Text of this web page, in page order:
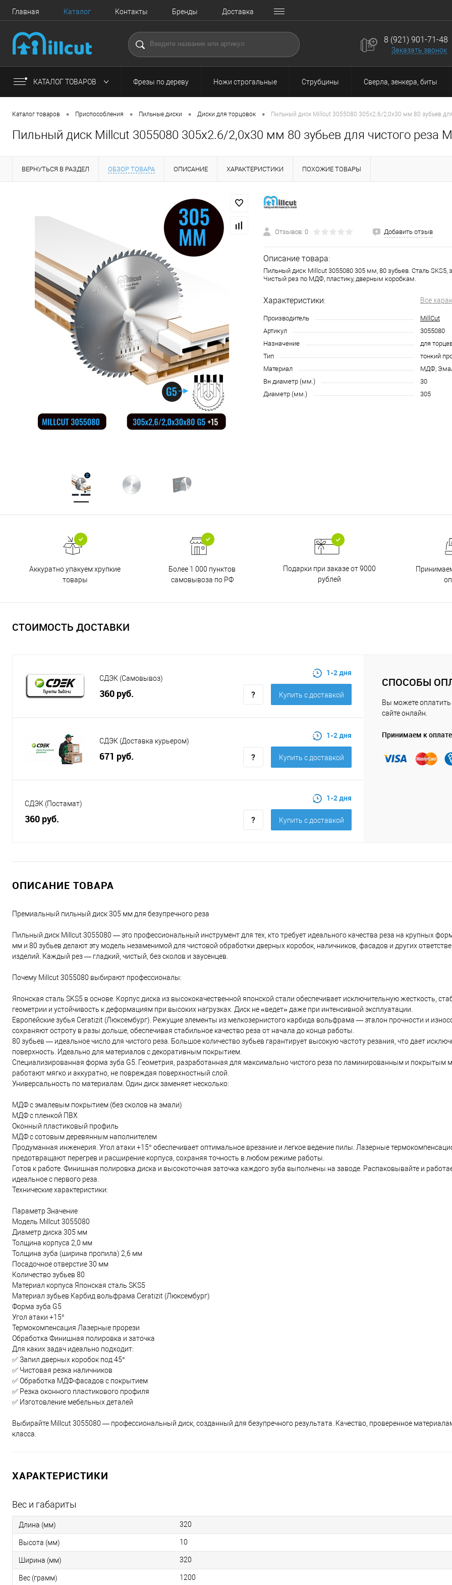
Главная Каталог Контакты Бренды Доставка
8 (921) 901-71-48
Заказать звонок
КАТАЛОГ ТОВАРОВ Фрезы по дереву Ножи строгальные Струбцины Сверла, зенкера, биты
Каталог товаров • Приспособления • Пильные диски • Диски для торцовок • Пильный диск Millcut 3055080 305x2.6/2,0x30 мм 80 зубьев
Пильный диск Millcut 3055080 305x2.6/2,0x30 мм 80 зубьев для чистого реза
ВЕРНУТЬСЯ В РАЗДЕЛ ОБЗОР ТОВАРА ОПИСАНИЕ ХАРАКТЕРИСТИКИ ПОХОЖИЕ ТОВАРЫ
Отзывов: 0 Добавить отзыв
Описание товара:
Пильный диск Millcut 3055080 305 мм, 80 зубьев. Сталь SKS5,
Чистый рез по МДФ, пластику, дверным коробкам.
Характеристики: Все
Производитель
MillCut
Артикул
3055080
Назначение
для
Тип
тонкий
Материал
МДФ,
Вн диаметр (мм.)
30
Диаметр (мм.)
305
Аккуратно упакуем хрупкие
товары
Более 1 000 пунктов
самовывоза по РФ
Подарки при заказе от 9000
рублей
СТОИМОСТЬ ДОСТАВКИ
СДЭК (Самовывоз)
360 руб.
1-2 дня
Купить c доставкой
СДЭК (Доставка курьером)
671 руб.
1-2 дня
Купить c доставкой
СДЭК (Постамат)
360 руб.
1-2 дня
Купить c доставкой
СПОСОБЫ
Вы можете оплатить
сайте онлайн.
Принимаем к оплате
ОПИСАНИЕ ТОВАРА
Премиальный пильный диск 305 мм для безупречного реза
Пильный диск Millcut 3055080 — это профессиональный инструмент для тех, кто требует идеального качества реза на крупных
мм и 80 зубьев делают эту модель незаменимой для чистовой обработки дверных коробок, наличников, фасадов и других
изделий. Каждый рез — гладкий, чистый, без сколов и заусенцев.
Почему Millcut 3055080 выбирают профессионалы:
Японская сталь SKS5 в основе. Корпус диска из высококачественной японской стали обеспечивает исключительную жесткость,
геометрии и устойчивость к деформациям при высоких нагрузках. Диск не «ведет» даже при интенсивной эксплуатации.
Европейские зубья Ceratizit (Люксембург). Режущие элементы из мелкозернистого карбида вольфрама — эталон прочности и
сохраняют остроту в разы дольше, обеспечивая стабильное качество реза от начала до конца работы.
80 зубьев — идеальное число для чистого реза. Большое количество зубьев гарантирует высокую частоту резания, что дает
поверхность. Идеально для материалов с декоративным покрытием.
Специализированная форма зуба G5. Геометрия, разработанная для максимально чистого реза по ламинированным и покрытым
работают мягко и аккуратно, не повреждая поверхностный слой.
Универсальность по материалам. Один диск заменяет несколько:
МДФ с эмалевым покрытием (без сколов на эмали)
МДФ с пленкой ПВХ
Оконный пластиковый профиль
МДФ с сотовым деревянным наполнителем
Продуманная инженерия. Угол атаки +15° обеспечивает оптимальное врезание и легкое ведение пилы. Лазерные
предотвращают перегрев и расширение корпуса, сохраняя точность в любом режиме работы.
Готов к работе. Финишная полировка диска и высокоточная заточка каждого зуба выполнены на заводе. Распаковывайте и
идеальное с первого реза.
Технические характеристики:
Параметр Значение
Модель Millcut 3055080
Диаметр диска 305 мм
Толщина корпуса 2,0 мм
Толщина зуба (ширина пропила) 2,6 мм
Посадочное отверстие 30 мм
Количество зубьев 80
Материал корпуса Японская сталь SKS5
Материал зубьев Карбид вольфрама Ceratizit (Люксембург)
Форма зуба G5
Угол атаки +15°
Термокомпенсация Лазерные прорези
Обработка Финишная полировка и заточка
Для каких задач идеально подходит:
✅ Запил дверных коробок под 45°
✅ Чистовая резка наличников
✅ Обработка МДФ-фасадов с покрытием
✅ Резка оконного пластикового профиля
✅ Изготовление мебельных деталей
Выбирайте Millcut 3055080 — профессиональный диск, созданный для безупречного результата. Качество, проверенное
класса.
ХАРАКТЕРИСТИКИ
Вес и габариты
Длина (мм) 320
Высота (мм) 10
Ширина (мм) 320
Вес (грамм) 1200